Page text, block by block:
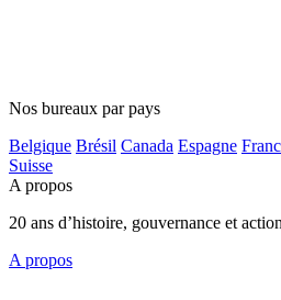
Nos bureaux par pays
Belgique Brésil Canada Espagne
Suisse
A propos
20 ans d’histoire, gouvernance et
A propos